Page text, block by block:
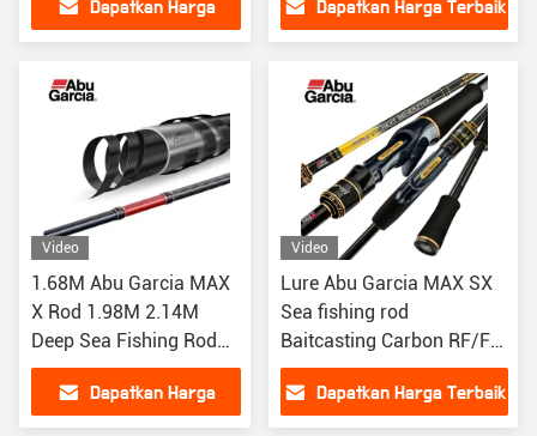
umpanDapatkan Harga Dapatkan Harga Terbaik
Video
1.68M Abu Garcia MAX
X Rod 1.98M 2.14M
Deep Sea Fishing Rod
RF Action Fishing Rods
Dapatkan Harga
Video
Lure Abu Garcia MAX SX
Sea fishing rod
Baitcasting Carbon RF/F
Aksi
Dapatkan Harga Terbaik